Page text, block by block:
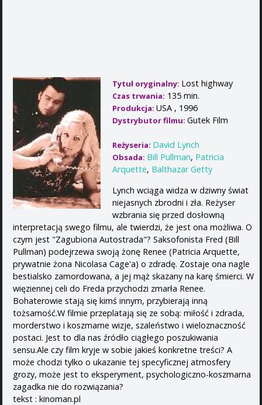
Tytuł oryginalny: Lost highway
Czas trwania: 135 min.
Produkcja: USA , 1996
Dystrybutor filmu: Gutek Film
Reżyseria: David Lynch
Obsada: Bill Pullman, Patricia
Arquette, Balthazar Getty
Lynch wciąga widza w dziwny świat
niejasnych zbrodni i zła. Reżyser
wzbrania się przed dosłowną
interpretacją swego filmu, ale twierdzi, że jest ona możliwa. O
czym jest "Zagubiona Autostrada"? Saksofonista Fred (Bill
Pullman) podejrzewa swoją żonę Renee (Patricia Arquette,
prywatnie żona Nicolasa Cage'a) o zdradę. Zostaje ona nagle
bestialsko zamordowana, a jej mąż skazany na karę śmierci. W
więziennej celi do Freda przychodzi zmarła Renee.
Bohaterowie stają się kimś innym, przybierają inną
tożsamość.W filmie przeplatają się ze sobą: miłość i zdrada,
morderstwo i koszmarne wizje, szaleństwo i wieloznaczność
postaci. Jest to dla nas źródło ciągłego poszukiwania
sensu.Ale czy film kryje w sobie jakieś konkretne treści? A
może chodzi tylko o ukazanie tej specyficznej atmosfery
grozy, może jest to eksperyment, psychologiczno-koszmarna
zagadka nie do rozwiązania?
tekst : kinoman.pl